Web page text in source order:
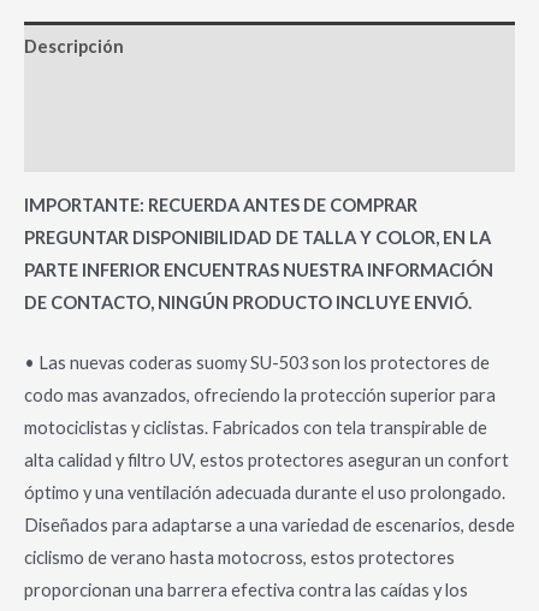
Descripción
IMPORTANTE: RECUERDA ANTES DE COMPRAR
PREGUNTAR DISPONIBILIDAD DE TALLA Y COLOR, EN LA
PARTE INFERIOR ENCUENTRAS NUESTRA INFORMACIÓN
DE CONTACTO, NINGÚN PRODUCTO INCLUYE ENVIÓ.
• Las nuevas coderas suomy SU-503 son los protectores de
codo mas avanzados, ofreciendo la protección superior para
motociclistas y ciclistas. Fabricados con tela transpirable de
alta calidad y filtro UV, estos protectores aseguran un confort
óptimo y una ventilación adecuada durante el uso prolongado.
Diseñados para adaptarse a una variedad de escenarios, desde
ciclismo de verano hasta motocross, estos protectores
proporcionan una barrera efectiva contra las caídas y los